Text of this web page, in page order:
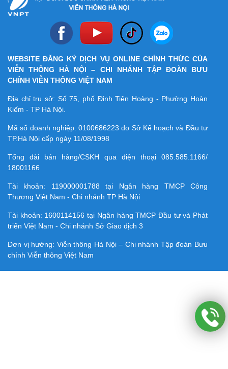
WEBSITE ĐĂNG KÝ DỊCH VỤ ONLINE CHÍNH THỨC CỦA
VIỄN THÔNG HÀ NỘI – CHI NHÁNH TẬP ĐOÀN BƯU
CHÍNH VIỄN THÔNG VIỆT NAM
Địa chỉ trụ sở: Số 75, phố Đinh Tiên Hoàng - Phường Hoàn
Kiếm - TP Hà Nội.
Mã số doanh nghiệp:0100686223 do Sở Kế hoạch và Đầu tư
TP.Hà Nội cấp ngày 11/08/1998
Tổng đài bán hàng/CSKH qua điện thoại 085.585.1166/
18001166
Tài khoản: 119000001788 tại Ngân hàng TMCP Công
Thương Việt Nam - Chi nhánh TP Hà Nội
Tài khoản: 1600114156 tại Ngân hàng TMCP Ðầu tư và Phát
triển Việt Nam - Chi nhánh Sở Giao dịch 3
Đơn vị hưởng: Viễn thông Hà Nội – Chi nhánh Tập đoàn Bưu
chính Viễn thông Việt Nam